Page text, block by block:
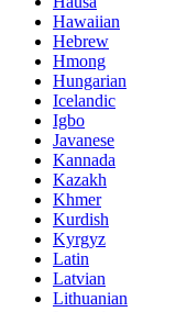
Hawaiian
Hebrew
Hmong
Hungarian
Icelandic
Igbo
Javanese
Kannada
Kazakh
Khmer
Kurdish
Kyrgyz
Latin
Latvian
Lithuanian